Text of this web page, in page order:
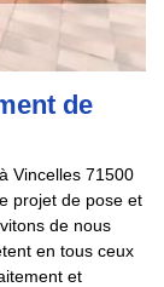
de
Vincelles 71500
projet de pose et
de nous
en tous ceux
et